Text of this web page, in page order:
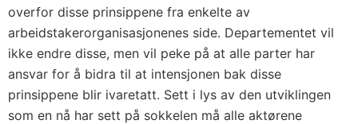
overfor disse prinsippene fra enkelte av
arbeidstakerorganisasjonenes side. Departementet vil
ikke endre disse, men vil peke på at alle parter har
ansvar for å bidra til at intensjonen bak disse
prinsippene blir ivaretatt. Sett i lys av den utviklingen
som en nå har sett på sokkelen må alle aktørene